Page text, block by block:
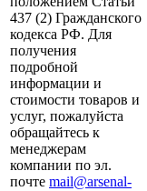
437 (2) Гражданского
кодекса РФ. Для
получения
подробной
информации и
стоимости товаров и
услуг, пожалуйста
обращайтесь к
менеджерам
компании по эл.
почте mail@arsenal-